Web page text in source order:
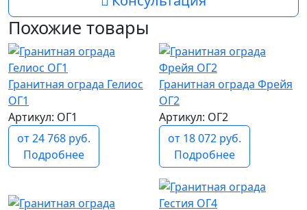
Похожие товары
Гранитная ограда Гелиос
ОГ1
Артикул: ОГ1
от 24 768 руб.
Подробнее
Гранитная ограда Фрейя
ОГ2
Артикул: ОГ2
от 18 072 руб.
Подробнее